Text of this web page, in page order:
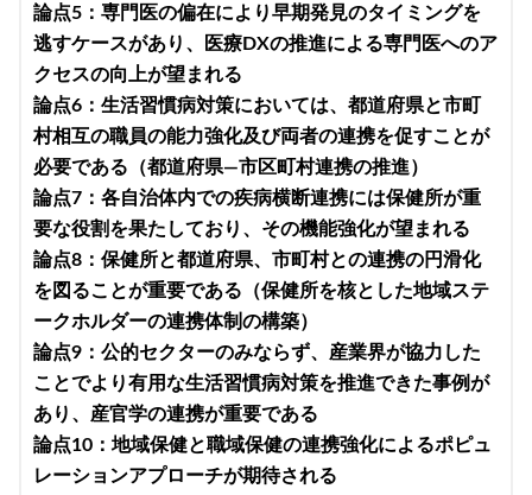
論点5：専門医の偏在により早期発見のタイミングを
逃すケースがあり、医療DXの推進による専門医へのア
クセスの向上が望まれる
論点6：生活習慣病対策においては、都道府県と市町
村相互の職員の能力強化及び両者の連携を促すことが
必要である（都道府県―市区町村連携の推進）
論点7：各自治体内での疾病横断連携には保健所が重
要な役割を果たしており、その機能強化が望まれる
論点8：保健所と都道府県、市町村との連携の円滑化
を図ることが重要である（保健所を核とした地域ステ
ークホルダーの連携体制の構築）
論点9：公的セクターのみならず、産業界が協力した
ことでより有用な生活習慣病対策を推進できた事例が
あり、産官学の連携が重要である
論点10：地域保健と職域保健の連携強化によるポピュ
レーションアプローチが期待される